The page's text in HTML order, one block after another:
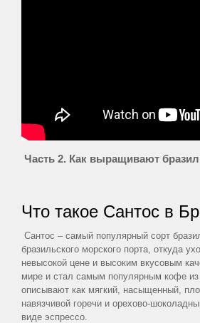
Часть 2. Как выращивают
Что такое Сантос в
Сантос – самый популярный сорт
бразильского морского порта, откуда
невысокой цене и высоким вкусовым
мире и стал самым популярным кофе
описывают как мягкий, насыщенный,
навязчивой горечи и орехово-
виде эспрессо.